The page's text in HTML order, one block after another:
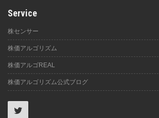
Service
株センサー
株価アルゴリズム
株価アルゴREAL
株価アルゴリズム公式ブログ